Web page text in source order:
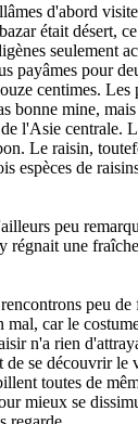
d'abord
était désert,
seulement
payâmes pour
centimes. Les
bonne mine,
l'Asie centrale.
Le raisin,
espèces de
peu
régnait une
peu de
mal, car le
n'a rien
de se découvrir le
toutes de
mieux se